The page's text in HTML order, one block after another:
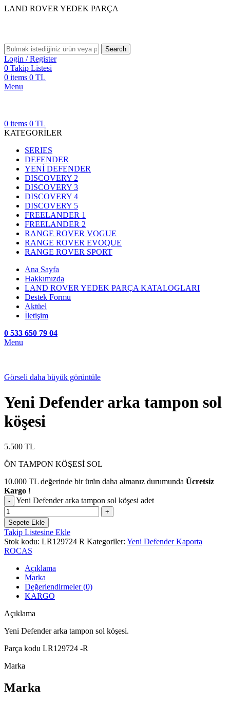
LAND ROVER YEDEK PARÇA
Search
Login / Register
0 Takip Listesi
0 items 0 TL
Menu
0 items 0 TL
KATEGORİLER
SERIES
DEFENDER
YENİ DEFENDER
DISCOVERY 2
DISCOVERY 3
DISCOVERY 4
DISCOVERY 5
FREELANDER 1
FREELANDER 2
RANGE ROVER VOGUE
RANGE ROVER EVOQUE
RANGE ROVER SPORT
Ana Sayfa
Hakkımızda
LAND ROVER YEDEK PARÇA KATALOGLARI
Destek Formu
Aktüel
İletişim
0 533 650 79 04
Menu
Görseli daha büyük görüntüle
Yeni Defender arka tampon sol
köşesi
5.500 TL
ÖN TAMPON KÖŞESİ SOL
10.000 TL değerinde bir ürün daha almanız durumunda Ücretsiz
Kargo !
Yeni Defender arka tampon sol köşesi adet
Sepete Ekle
Takip Listesine Ekle
Stok kodu: LR129724 R Kategoriler: Yeni Defender Kaporta
ROCAS
Açıklama
Marka
Değerlendirmeler (0)
KARGO
Açıklama
Yeni Defender arka tampon sol köşesi.
Parça kodu LR129724 -R
Marka
Marka